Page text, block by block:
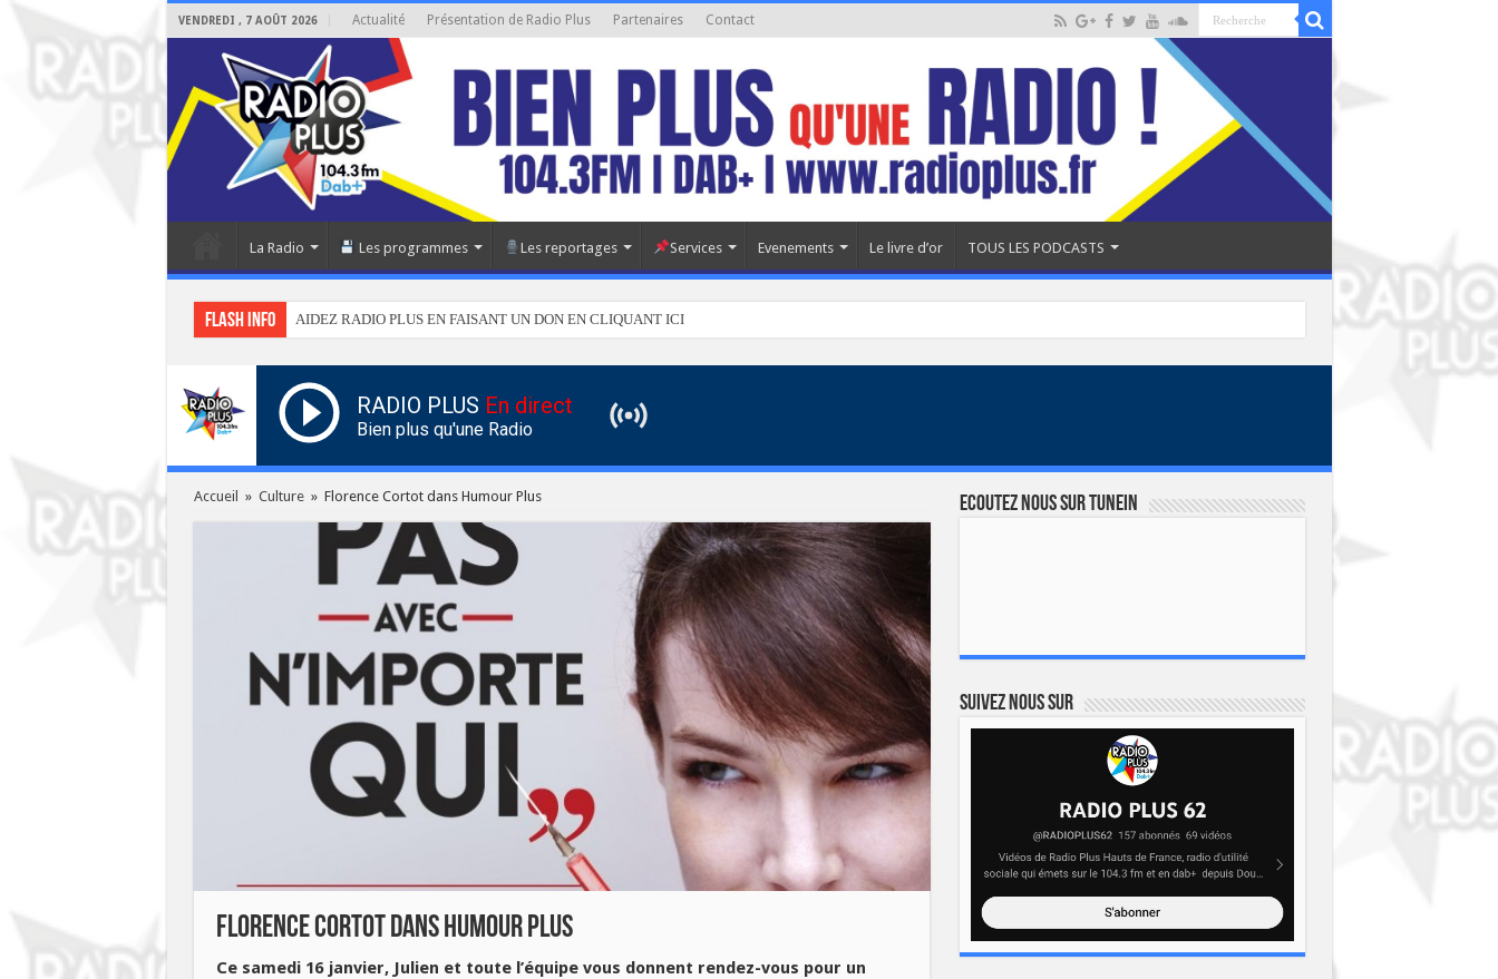
VENDREDI , 7 AOÛT 2026 Actualité Présentation de Radio Plus Partenaires Contact
La Radio Les programmes Les reportages Services Evenements Le livre d’or TOUS LES PODCASTS
Flash info AIDEZ RADIO PLUS EN FAISANT UN DON EN CLIQUANT ICI
RADIO PLUS En direct
Bien plus qu'une Radio
Accueil » Culture » Florence Cortot dans Humour Plus
Florence Cortot dans Humour Plus
Ce samedi 16 janvier, Julien et toute l’équipe vous donnent rendez-vous pour un
Ecoutez nous sur TuneIn
Suivez nous sur